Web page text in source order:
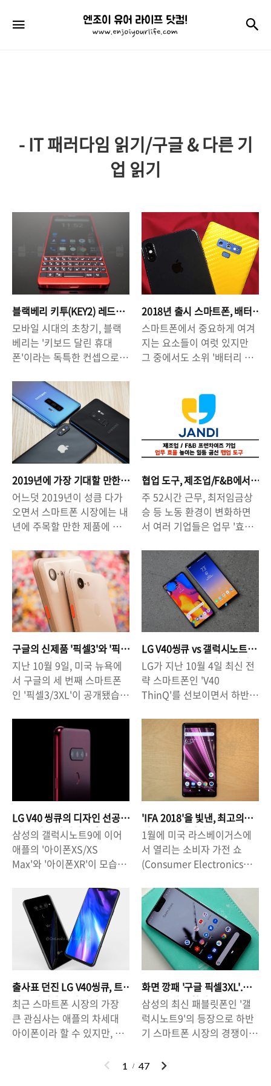
엔
조
이
프
컴!
- IT 패러다임 읽기/구글 & 다른 기
업 읽기
블랙베리 키투(KEY2) 레드
에디션, 깔끔함이 돋보이는
디자인.
모바일 시대의 초창기, 블랙
베리는 '키보드 달린 휴대
폰'이라는 독특한 컨셉으로
을 가진 스마트폰과의 경쟁에
서 밀리면서 서서히 그 존재
감이 잊혀지고 있습니다. 블
랙베리의 모회사는 '모바일
사업'을 중국 스마트폰 제조
업체 TCL에 넘겨주었고(라이
선스 대여), 블랙베리의 자랑
으로 여겨졌던 '블랙베리
OS(BlackBerry OS)'마저
'안드로이드 OS(Android
OS)'로 대체되면서 시장에서
있는 상황이 지속되고 있습니
다. 이같은 상황 속에서 지난
2월에 '블랙베리 키투' 레드에
디션이 출시되면서 조금씩 존
재감을 드러내고 있습니다.
△ BlackBerry KEY2, RED
Edition.source.www.andr
oidcentral.com BlackBe..
2018년 출시 스마트폰, 배터
리 성능 가장 좋은 제품은
OLED아닌 LCD?
스마트폰에서 중요하게 여겨
지는 요소들이 여럿 있지만
그 중에서도 소위 '배터리 수
간과할 수 없습니다. 특히, 스
마트폰 시장의 대세가 '일체
형 배터리'로 굳어져 있는 만
큼 '배터리 지속 시간'은 더욱
중요할 수 밖에 없는 것입니
다. 이같은 이유로 스마트폰
제조사들은 '배터리 지속 시
간'을 늘리기 위해서 물리적
으로 배터리 용량을 늘리는
한편 하드웨어의 소비 전력을
소프트웨어적으로도 소비 전
력을 낮추기 위한 시도를 하
고 있습니다. △ 아이폰XS
Max 와 갤럭시노트9 iPhone
XS Max는 6.5인치 화면,
3179mAh 용량의 배터리를
가졌으며 Galaxy Note 9은
6.4인치 화면 4000mAh 용
량의 배터리를 가..
2019년에 가장 기대할 만한
스마트폰은 무엇?
어느덧 2019년이 성큼 다가
오면서 스마트폰 시장에는 내
년에 주목할 만한 제품에 대
고 있습니다. 모바일에 대한
소식을 전문적으로 다루는 해
외 매체인 폰아레나
(PhoneArena.com)는 최근
한 칼럼 "Best new phones
expected in 2019(2019년
에 가장 기대되는 스마트
폰)"을 통해서 내년에 가장 주
목할 만한 제품들에 대해서
언급하고 있습니다. 폰아레나
는 상반기와 하반기로 나누어
언급하고 있는데, 언급된 제
품들이 우리가 일반적으로 알
고 있는 제품들과 크게 차이
가 나지는 않습니다.△
Galaxy S10 / Galaxy S9+ /
iPhone XS2019년 가장 기
대되는 스마트폰으로 거론되
는 제품은 삼성의 '갤럭시
S10'과 폴더..
협업 도구, 제조업/F&B에서
도 업무 효율 높이는 일등 공
신.
주 52시간 근무, 최저임금상
승 등 노동 환경이 변화하면
서 여러 기업들은 업무 '효율
상황에 놓여 있습니다. 업무
효율성을 높이는 방안으로 여
러가지 방법이 제시될 수 있
겠지만 그 중에서도 기존 직
원들 사이의 소통 증대를 통
한 업무 공백 최소화, 업무 절
차의 간소화, 업무에 대한 개
개인의 책임감 증대를 통한
생산성 향상 등을 꼽을 수 있
는데요, 이런 것들은 협업툴
(기업용 메신저)를 통해서 간
히 '협업 툴(기업용 메신
저)'은 스타트업이나 IT기업,
소셜커머스 등 인터넷/온라인
관련 기업들이 주로 사용하는
협업 도구라고 생각할 수 있
지만 실제로는 제조업, F&B
프렌차이즈, 리테일, 의류업
등 다양한 분야의 산업군에서
도 협업툴을 사용해서 업무를
진행하..
구글의 신제품 '픽셀3'와 '픽
셀3XL'. 핵심 포인트는 무엇
인가?
지난 10월 9일, 미국 뉴욕에
서 구글의 세 번째 스마트폰
인 '픽셀3/3XL'이 공개됐습니
서스'의 단종을 선언하고 직
접 스마트폰을 만든다고 선언
하면서 큰 관심을 받았습니
'안드로이드OS'에 최적화된
워 시장에서 조금씩 그 영향
력을 넓혀가고 있습니다만,
아직 우리나라에서는 다소 낯
선 것이 사실입니다. 하지만
미국과 유럽 등에서는 꽤나
만큼 우리나라에서도 서서히
그 영역이 높아질 가능성이
높습니다. △ Google Pixel
3 & 3 XL 구글이 새로운 스마
트폰을 발표했다. 안드로이드
OS, 구글 인공지능에 최적화
된 스마트폰이다.- 구글의 신
제품, '픽셀3'와 '픽셀3XL', 주
목할 만한 점 ..
LG V40씽큐 vs 갤럭시노트
9, 디자인과 스펙 비교. 차이
점은?
LG가 지난 10월 4일 최신 전
략 스마트폰인 'V40
ThinQ'를 선보이면서 하반기
으로 뛰어들었습니다. 애플의
최신 스마트폰인 '아이폰
XS/XS Max'와 보급형 제품
'아이폰XR'의 국내 공식 출시
가 이루어지기 전에 출사표를
던짐으로써 사람들의 이목을
집중시키고 있는 한편, 지난 8
월부터 판매에 돌입한 삼성의
'갤럭시노트9'과의 경쟁에서
우위를 차지할 수 있을 것인
지에 관심이 모아지고 있습니
화면 크기를 6.4인치 크기까
지 키움으로써 갤노트9, 아이
폰XS Max 등과의 경쟁 의지
를 불태우고 있습니다. △ LG
V40 ThinQ vs Galaxy Note
9 6.4인치 vs 6.4인치트리플
카메라 vs 듀얼 카메라노치
디자인 vs 논노치..
LG V40 씽큐의 디자인 선공
개. 트리플 카메라는 흥행의
키가 될까?
삼성의 갤럭시노트9에 이어
애플의 '아이폰XS/XS
Max'와 '아이폰XR'이 모습을
시장의 경쟁이 본격화 되었습
니다. 애플의 신제품 3종의 경
우, 1차 출시국과 2차 출시국
에서의 판매가 시작되었지만
국내 출시는 작년과 비슷하게
10월 말이 될 것으로 예상되
고 있기에 국내 스마트폰 시
장은 10월 말부터 본격적으
로 요동칠 것이라는 전망이
많습니다. 이같은 상황 속에
서 LG전자가 최근 차세대 전
디자인 소개 티저 영상을 공
'IFA 2018'을 빛낸, 최고의
제품은 무엇이었나?
1월에 미국 라스베이거스에
서 열리는 소비자 가전 쇼
(Consumer Electronics
계에서 가장 큰 가전 박람회
중 하나로 불리는 'IFA
2018'의 막이 내렸습니다. 올
해도 어김없이 많은 사람들의
시선이 IFA 행사장에 쏠렸지
만 정작 스마트폰 시장에서
큰 영향력을 미치고 있는 삼
성과 LG 등이 빅이벤트를 열
지 않았다는 점에서 약간의
허전함을 남기기도 했습니다.
하지만 한편으로는 오랫동안
이 '이벤트'를 열지 않음으로
출사표 던진 LG V40씽큐, 트
리플 카메라 승산 있나?
최근 스마트폰 시장의 가장
큰 관심사는 애플의 차세대
아이폰이라 할 수 있지만, 한
대 전략 스마트폰인 'V40
화면 깡패 '구글 픽셀3XL'.
구글 파워 통할까?
삼성의 최신 패블릿폰인 '갤
럭시노트9'의 등장으로 하반
기 스마트폰 시장의 경쟁이
세대 전략 스마트폰인 '픽셀
이
1 47
다